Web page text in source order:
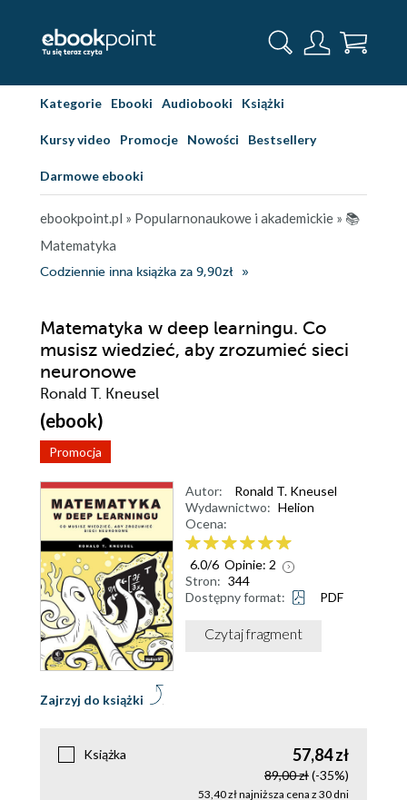
Kategorie Ebooki Audiobooki Książki
Kursy video Promocje Nowości Bestsellery
Darmowe ebooki
ebookpoint.pl » Popularnonaukowe i akademickie » 📚
Matematyka
Codziennie inna książka za 9,90zł
Matematyka w deep learningu. Co
musisz wiedzieć, aby zrozumieć sieci
neuronowe
Ronald T. Kneusel
(ebook)
Promocja
Zajrzyj do książki
Autor:
Ronald T. Kneusel
Wydawnictwo: Helion
Ocena:
6.0/6 Opinie: 2
Stron: 344
Dostępny format:
PDF
Czytaj fragment
Książka 57,84 zł
89,00 zł(-35%)
53,40 zł najniższa cena z 30 dni